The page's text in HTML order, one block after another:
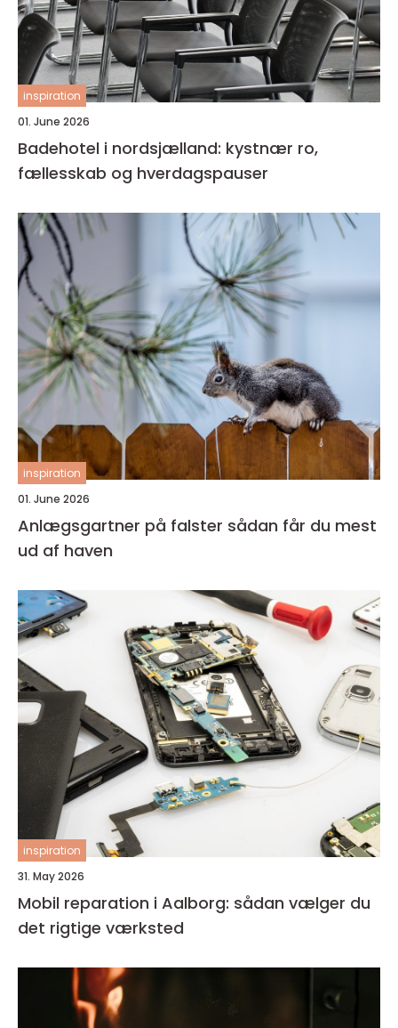
inspiration
01. June 2026
Badehotel i nordsjælland: kystnær ro,
fællesskab og hverdagspauser
inspiration
01. June 2026
Anlægsgartner på falster sådan får du mest
ud af haven
inspiration
31. May 2026
Mobil reparation i Aalborg: sådan vælger du
det rigtige værksted